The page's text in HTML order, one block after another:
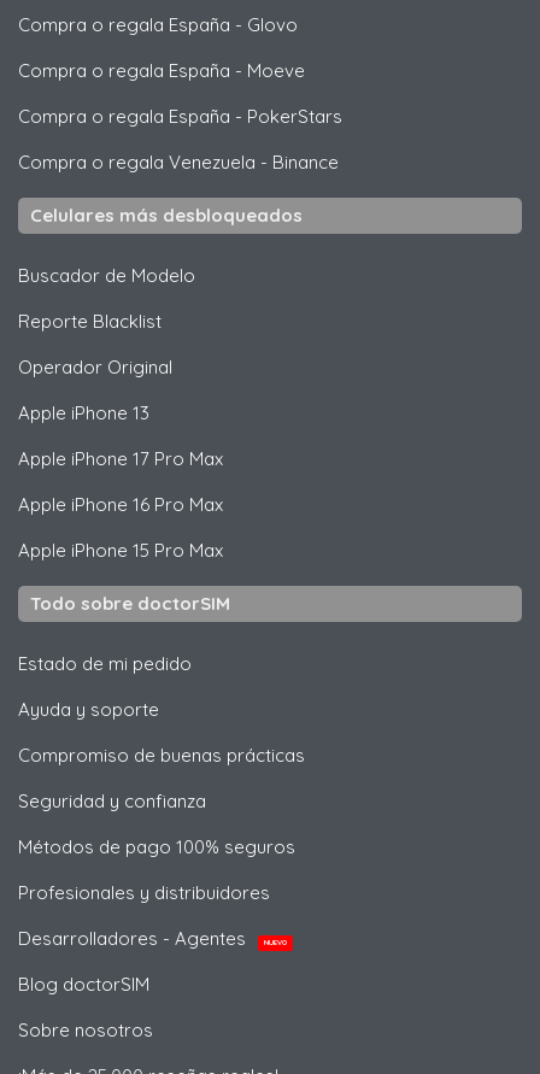
Compra o regala España - Glovo
Compra o regala España - Moeve
Compra o regala España - PokerStars
Compra o regala Venezuela - Binance
Celulares más desbloqueados
Buscador de Modelo
Reporte Blacklist
Operador Original
Apple iPhone 13
Apple iPhone 17 Pro Max
Apple iPhone 16 Pro Max
Apple iPhone 15 Pro Max
Todo sobre doctorSIM
Estado de mi pedido
Ayuda y soporte
Compromiso de buenas prácticas
Seguridad y confianza
Métodos de pago 100% seguros
Profesionales y distribuidores
Desarrolladores - Agentes
NUEVO
Blog doctorSIM
Sobre nosotros